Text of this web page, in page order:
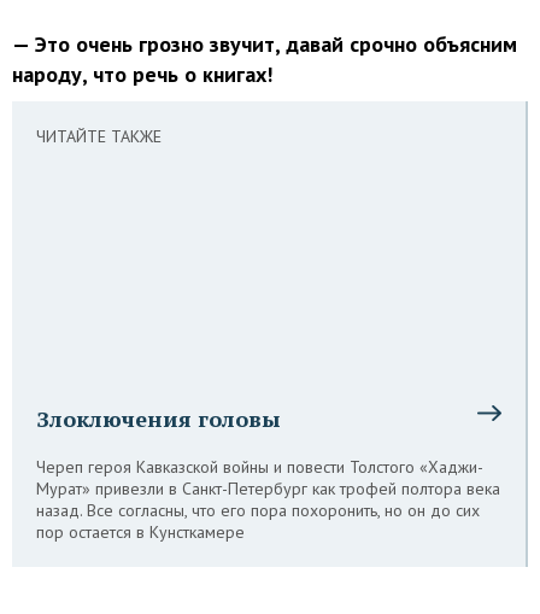
— Это очень грозно звучит, давай срочно объясним
народу, что речь о книгах!
ЧИТАЙТЕ ТАКЖЕ
Злоключения головы
Череп героя Кавказской войны и повести Толстого «Хаджи-
Мурат» привезли в Санкт-Петербург как трофей полтора века
назад. Все согласны, что его пора похоронить, но он до сих
пор остается в Кунсткамере